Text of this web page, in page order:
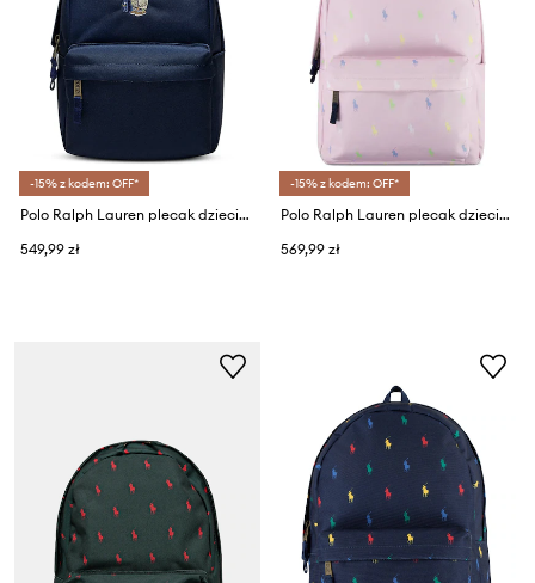
-15% z kodem: OFF*
Polo Ralph Lauren plecak dziecięcy
549,99 zł
-15% z kodem: OFF*
Polo Ralph Lauren plecak dziecięcy
569,99 zł